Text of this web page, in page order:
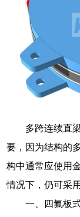
多跨连续直
要，因为结构的
构中通常应使用
情况下，仍可采
一、四氟板